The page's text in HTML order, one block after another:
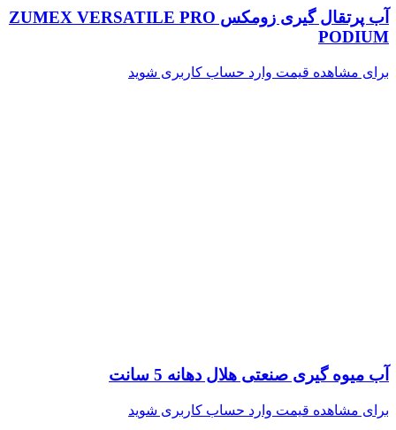
آب پرتقال گیری زومکس ZUMEX VERSATILE PRO
PODIUM
برای مشاهده قیمت وارد حساب کاربری شوید
آب میوه گیری صنعتی هلال دهانه 5 سانت
برای مشاهده قیمت وارد حساب کاربری شوید